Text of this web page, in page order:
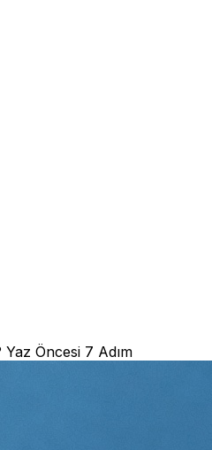
Yaz Öncesi 7 Adım